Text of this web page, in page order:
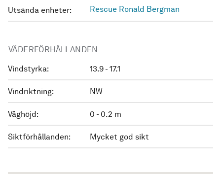
Utsända enheter: Rescue Ronald Bergman
VÄDERFÖRHÅLLANDEN
Vindstyrka: 13.9 - 17.1
Vindriktning: NW
Våghöjd: 0 - 0.2 m
Siktförhållanden: Mycket god sikt